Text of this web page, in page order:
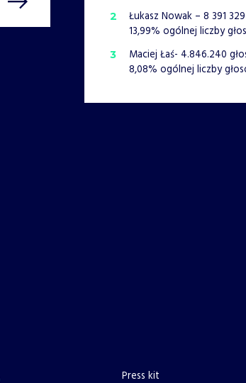
Łukasz Nowak – 8 391
13,99% ogólnej liczby
Maciej Łaś- 4.846.240
8,08% ogólnej liczby
Press kit